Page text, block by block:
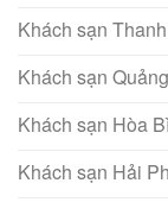
Khách sạn
Khách sạn
Khách sạn Hòa
Khách sạn Hải